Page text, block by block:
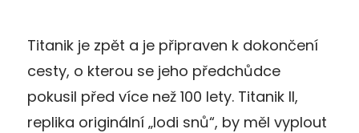
Titanik je zpět a je připraven k dokončení
cesty, o kterou se jeho předchůdce
pokusil před více než 100 lety. Titanik II,
replika originální „lodi snů“, by měl vyplout